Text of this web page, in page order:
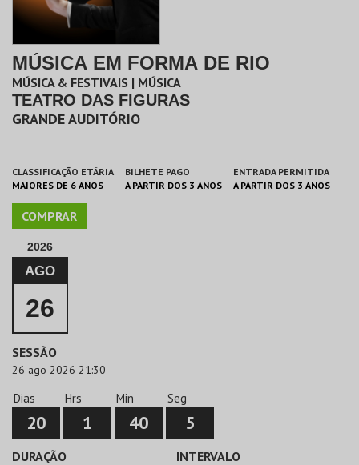
MÚSICA EM FORMA DE RIO
MÚSICA & FESTIVAIS | MÚSICA
TEATRO DAS FIGURAS
GRANDE AUDITÓRIO
CLASSIFICAÇÃO ETÁRIA
MAIORES DE 6 ANOS
BILHETE PAGO
A PARTIR DOS 3 ANOS
ENTRADA PERMITIDA
A PARTIR DOS 3 ANOS
COMPRAR
2026
AGO
26
SESSÃO
26 ago 2026 21:30
Dias
20
Hrs
1
Min
40
Seg
5
DURAÇÃO INTERVALO